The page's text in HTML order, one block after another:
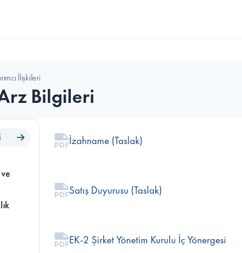
İlişkileri
Bilgileri
İzahname (Taslak)
Satış Duyurusu (Taslak)
EK-2 Şirket Yönetim Kurulu İç Yönergesi